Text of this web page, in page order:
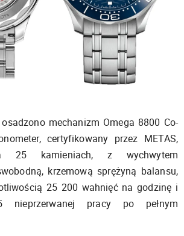
mechanizm Omega 8800 Co-
certyfikowany przez METAS,
25 kamieniach, z wychwytem
krzemową sprężyną balansu,
25 200 wahnięć na godzinę i
nieprzerwanej pracy po pełnym